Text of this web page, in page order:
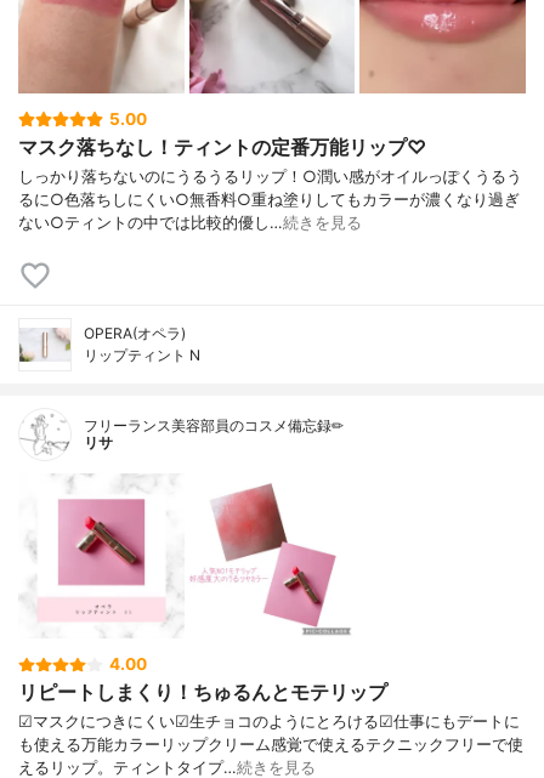
5.00
マスク落ちなし！ティントの定番万能リップ♡
しっかり落ちないのにうるうるリップ！○潤い感がオイルっぽくうるう
るに○色落ちしにくい○無香料○重ね塗りしてもカラーが濃くなり過ぎ
ない○ティントの中では比較的優し…続きを見る
OPERA(オペラ)
リップティント N
フリーランス美容部員のコスメ備忘録✏︎
リサ
4.00
リピートしまくり！ちゅるんとモテリップ
☑︎マスクにつきにくい☑︎生チョコのようにとろける☑︎仕事にもデートに
も使える万能カラーリップクリーム感覚で使えるテクニックフリーで使
えるリップ。ティントタイプ…続きを見る